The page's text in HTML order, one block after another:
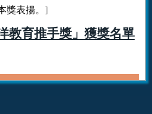
獎表揚。 ]
教育推手獎」獲獎名單